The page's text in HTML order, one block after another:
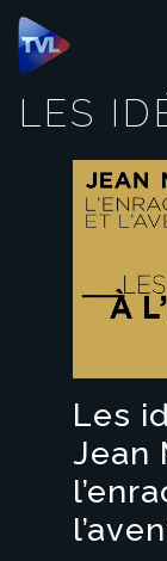
Panneau de
LES
Les
Jean